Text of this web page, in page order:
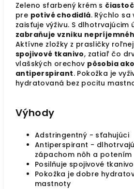
Zeleno sfarbený krém s
pre potivé chodidlá. Rýchlo
zaisťuje výživu. S dlhotrvajúcim
zabraňuje vzniku
Aktívne zložky z prasličky roľnej
spojivové tkanivo, zatiaľ čo
vlašských orechov pôsobia ako
antiperspirant. Pokožka je
hydratovaná bez pocitu
Výhody
Adstringentný - sťahujúci
Antiperspirant -
zápachom nôh a potením
Posilňuje spojivové tkanivo
Pokožka je dobre
mastnoty